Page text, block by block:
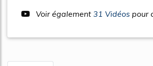
Voir également 31 Vidéos pour